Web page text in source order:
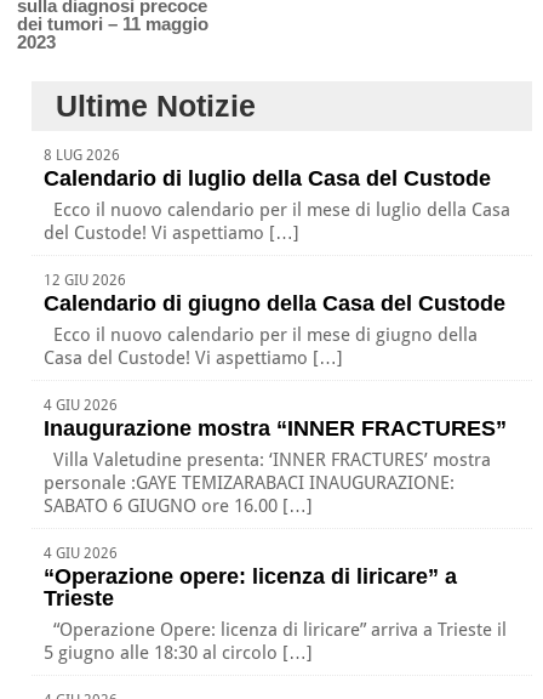
sulla diagnosi precoce
dei tumori – 11 maggio
2023
Ultime Notizie
8 LUG 2026
Calendario di luglio della Casa del Custode
Ecco il nuovo calendario per il mese di luglio della Casa
del Custode! Vi aspettiamo […]
12 GIU 2026
Calendario di giugno della Casa del Custode
Ecco il nuovo calendario per il mese di giugno della
Casa del Custode! Vi aspettiamo […]
4 GIU 2026
Inaugurazione mostra “INNER FRACTURES”
Villa Valetudine presenta: ‘INNER FRACTURES’ mostra
personale :GAYE TEMIZARABACI INAUGURAZIONE:
SABATO 6 GIUGNO ore 16.00 […]
4 GIU 2026
“Operazione opere: licenza di liricare” a
Trieste
“Operazione Opere: licenza di liricare” arriva a Trieste il
5 giugno alle 18:30 al circolo […]